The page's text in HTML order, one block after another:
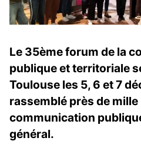
Le 35ème forum de la
publique et territoriale
Toulouse les 5, 6 et 7
rassemblé près de
communication
général.